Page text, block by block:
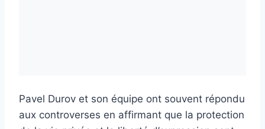
Pavel Durov et son équipe ont souvent répondu
aux controverses en affirmant que la protection